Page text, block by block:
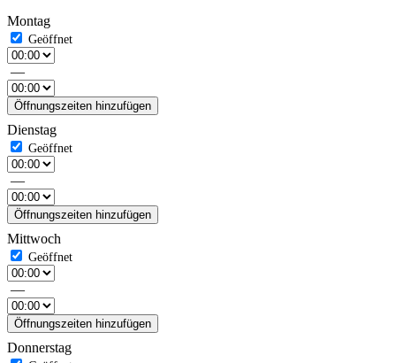
Montag
—
Öffnungszeiten hinzufügen
Dienstag
—
Öffnungszeiten hinzufügen
Mittwoch
—
Öffnungszeiten hinzufügen
Donnerstag